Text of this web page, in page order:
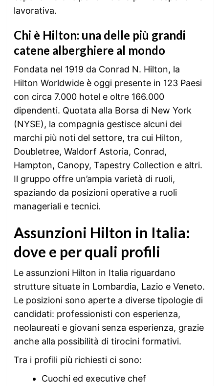
lavorativa.
Chi è Hilton: una delle più grandi
catene alberghiere al mondo
Fondata nel 1919 da Conrad N. Hilton, la
Hilton Worldwide è oggi presente in 123 Paesi
con circa 7.000 hotel e oltre 166.000
dipendenti. Quotata alla Borsa di New York
(NYSE), la compagnia gestisce alcuni dei
marchi più noti del settore, tra cui Hilton,
Doubletree, Waldorf Astoria, Conrad,
Hampton, Canopy, Tapestry Collection e altri.
Il gruppo offre un’ampia varietà di ruoli,
spaziando da posizioni operative a ruoli
manageriali e tecnici.
Assunzioni Hilton in Italia:
dove e per quali profili
Le assunzioni Hilton in Italia riguardano
strutture situate in Lombardia, Lazio e Veneto.
Le posizioni sono aperte a diverse tipologie di
candidati: professionisti con esperienza,
neolaureati e giovani senza esperienza, grazie
anche alla possibilità di tirocini formativi.
Tra i profili più richiesti ci sono:
Cuochi ed executive chef